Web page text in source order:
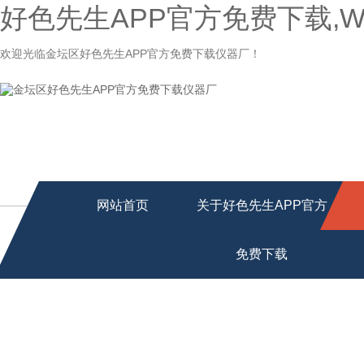
好色先生APP官方免费下载
欢迎光临金坛区好色先生APP官方免费下载仪器厂！
网站首页 关于好色先生APP官方
免费下载